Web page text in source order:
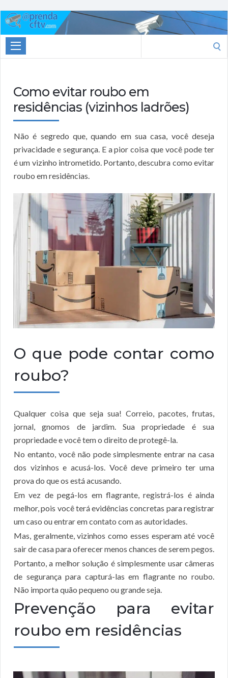
Aprenda
CTFV.com
Como evitar roubo em
residências (vizinhos ladrões)
Não é segredo que, quando em sua casa, você deseja
privacidade e segurança. E a pior coisa que você pode ter
é um vizinho intrometido. Portanto, descubra como evitar
roubo em residências.
O que pode contar como
roubo?
Qualquer coisa que seja sua! Correio, pacotes, frutas,
jornal, gnomos de jardim. Sua propriedade é sua
propriedade e você tem o direito de protegê-la.
No entanto, você não pode simplesmente entrar na casa
dos vizinhos e acusá-los. Você deve primeiro ter uma
prova do que os está acusando.
Em vez de pegá-los em flagrante, registrá-los é ainda
melhor, pois você terá evidências concretas para registrar
um caso ou entrar em contato com as autoridades.
Mas, geralmente, vizinhos como esses esperam até você
sair de casa para oferecer menos chances de serem pegos.
Portanto, a melhor solução é simplesmente usar câmeras
de segurança para capturá-las em flagrante no roubo.
Não importa quão pequeno ou grande seja.
Prevenção para evitar
roubo em residências